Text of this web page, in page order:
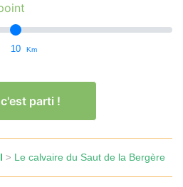
10 Km
parti !
> Le calvaire du Saut de la Bergère